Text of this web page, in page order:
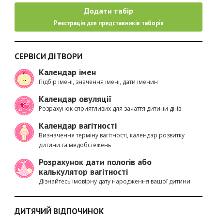
Додати табір
Реєстрація для представників таборів
СЕРВІСИ ДІТВОРИ
Календар імен
Підбір імені, значення імені, дати іменин
Календар овуляції
Розрахунок сприятливих для зачаття дитини днів
Календар вагітності
Визначення терміну вагітності, календар розвитку
дитини та медобстежень
Розрахунок дати пологів або
калькулятор вагітності
Дізнайтесь імовірну дату народження вашої дитини
ДИТЯЧИЙ ВІДПОЧИНОК